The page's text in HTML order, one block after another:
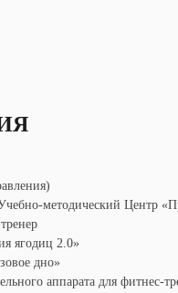
методический Центр
ягодиц 2.0»
дно»
аппарата для фитнес-